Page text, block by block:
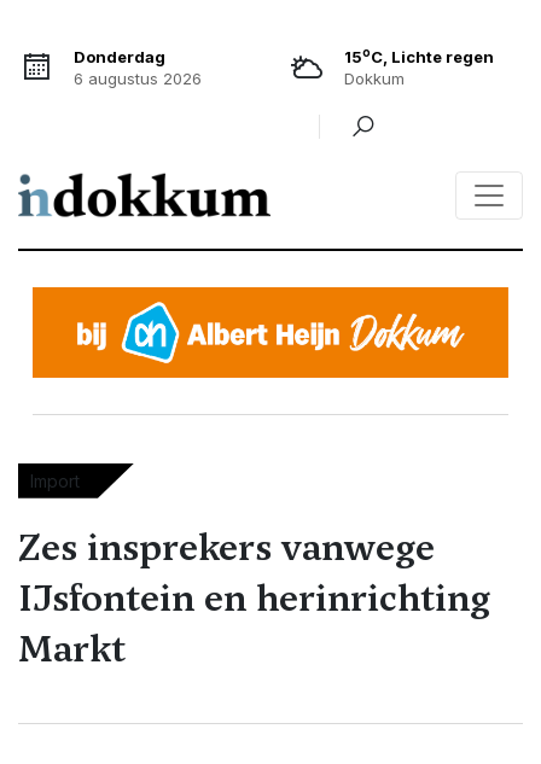
Donderdag
6 augustus 2026
15oC, Lichte regen
Dokkum
Import
Zes insprekers vanwege
IJsfontein en herinrichting
Markt